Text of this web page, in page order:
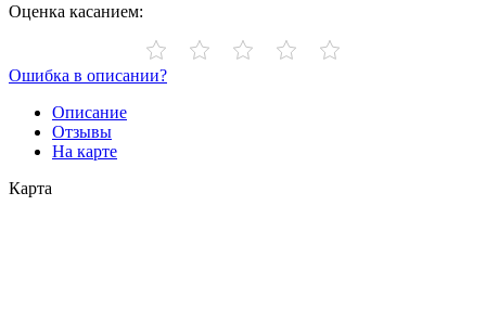
Оценка касанием:
Ошибка в описании?
Описание
Отзывы
На карте
Карта